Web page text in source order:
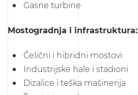
Gasne turbine
Mostogradnja i infrastruktura:
Čelični i hibridni mostovi
Industrijske hale i stadioni
Dizalice i teška mašinerija